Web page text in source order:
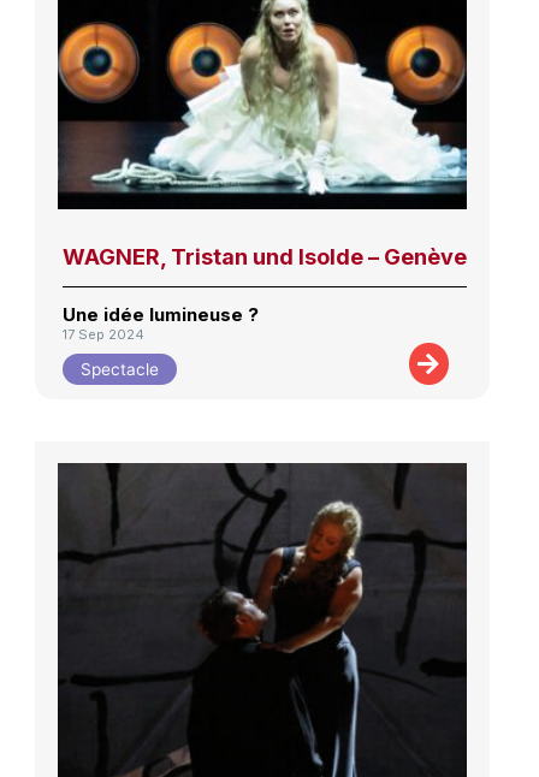
WAGNER, Tristan und Isolde – Genève
Une idée lumineuse ?
17 Sep 2024
Spectacle